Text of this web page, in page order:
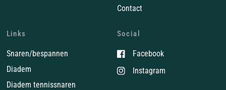
Contact
Links
Snaren/bespannen
Diadem
Diadem tennissnaren
Social
Facebook
Instagram